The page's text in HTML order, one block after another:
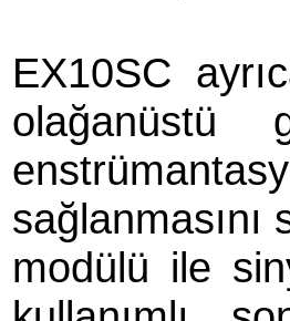
EX10SC
olağanüstü
modülü ile